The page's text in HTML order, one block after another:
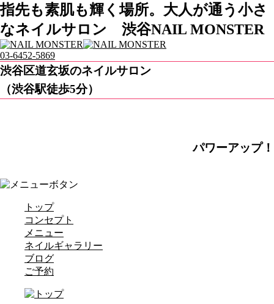
指先も素肌も輝く場所。大人が通う小さ
なネイルサロン 渋谷NAIL MONSTER
03-6452-5869
渋谷区道玄坂のネイルサロン
（渋谷駅徒歩5分）
パワーアップ！
トップ
コンセプト
メニュー
ネイルギャラリー
ブログ
ご予約